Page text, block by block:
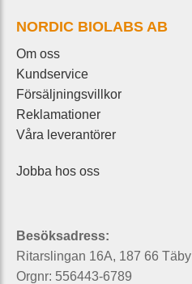
NORDIC BIOLABS AB
Om oss
Kundservice
Försäljningsvillkor
Reklamationer
Våra leverantörer
Jobba hos oss
Besöksadress:
Ritarslingan 16A, 187 66 Täby
Orgnr: 556443-6789